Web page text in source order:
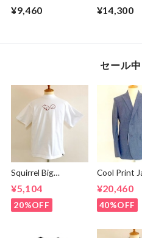
Band Collar L/S
Shirts White
¥9,460
White Stripe
¥14,300
セール
Squirrel Big
shirts White /
Brown
¥5,104
20%OFF
Cool Print
¥20,460
40%OFF